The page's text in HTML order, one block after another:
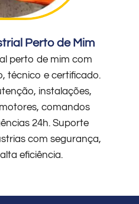
Perto de Mim
perto de mim com
técnico e certificado.
instalações,
comandos
24h. Suporte
com segurança,
eficiência.